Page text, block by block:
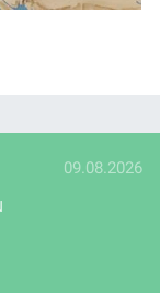
09.08.2026